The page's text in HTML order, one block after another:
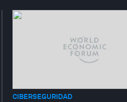
CIBERSEGURIDAD